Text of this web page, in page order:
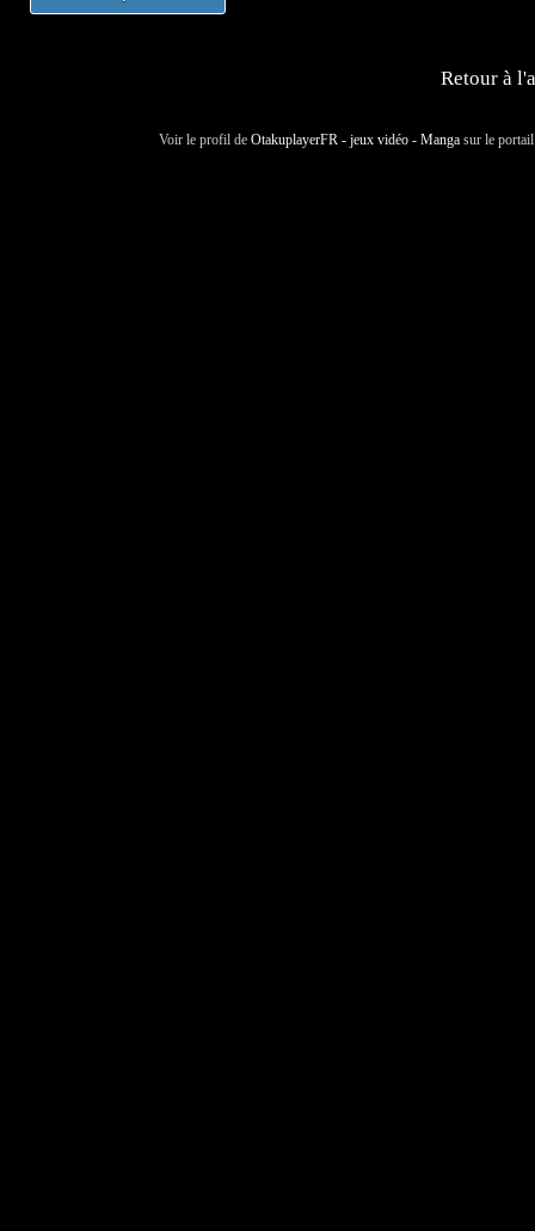
Retour à
Voir le profil de OtakuplayerFR - jeux vidéo - Manga sur le